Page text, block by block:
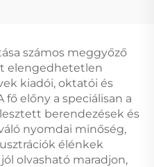
permetezett szélekkel,
környezetbarát
nyomtatás porvédő
borítóval
számos meggyőző
elengedhetetlen
kiadói, oktatói és
fő előny a speciálisan a
berendezések és
nyomdai minőség,
élénkek
olvasható maradjon,